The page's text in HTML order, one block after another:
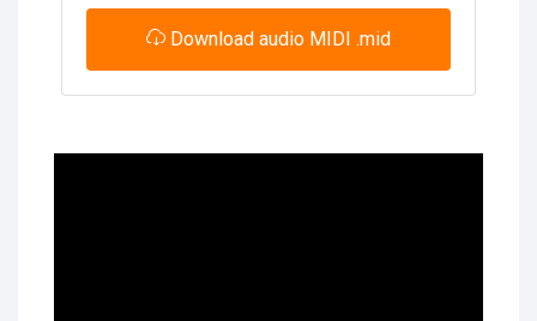
Download audio MIDI .mid